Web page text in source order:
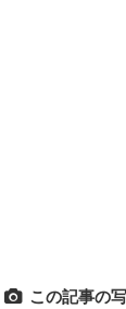
この記事の